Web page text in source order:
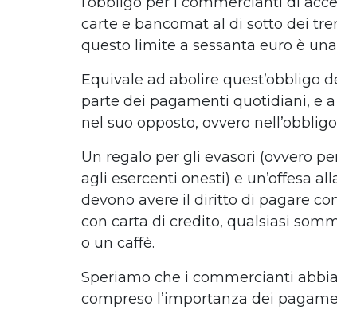
carte e bancomat al di sotto dei
questo limite a sessanta euro è
Equivale ad abolire quest’obbligo
parte dei pagamenti quotidiani, e
nel suo opposto, ovvero
Un regalo per gli evasori (ovvero
agli esercenti onesti) e un’offesa
devono avere il diritto di pagare
con carta di credito, qualsiasi
o un caffè.
Speriamo che i commercianti
compreso l’importanza dei